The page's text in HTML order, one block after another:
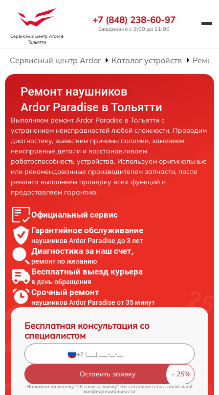
Сервисный центр Ardorв
Тольятти
+7 (848) 238-60-97
Ежедневно с 9:00 до 21:00
Сервисный центр Ardor Каталог устройств
Ремонт наушников
Ardor Paradise в Тольятти
Выполняем ремонт Ardor Paradise в Тольятти с
устранением неисправностей любой сложности. Проводим
диагностику, выявляем причины поломки, заменяем
неисправные детали и восстанавливаем
работоспособность устройства. Используем оригинальные
или рекомендованные производителем запчасти, после
ремонта выполняем проверку всех функций и
предоставляем гарантию.
Официальный сервис
Гарантийное обслуживание
наушников Ardor Paradise до 3 лет
Диагностика за наш счет,
ремонт по желанию
Бесплатный выезд курьера
в день обращения
Срочный ремонт
наушников Ardor Paradise от 35 минут
Бесплатная консультация со
специалистом
Оставить заявку
Нажимая на кнопку "Оставить заявку" Вы соглашаетесь cполитикой
конфиденциальности